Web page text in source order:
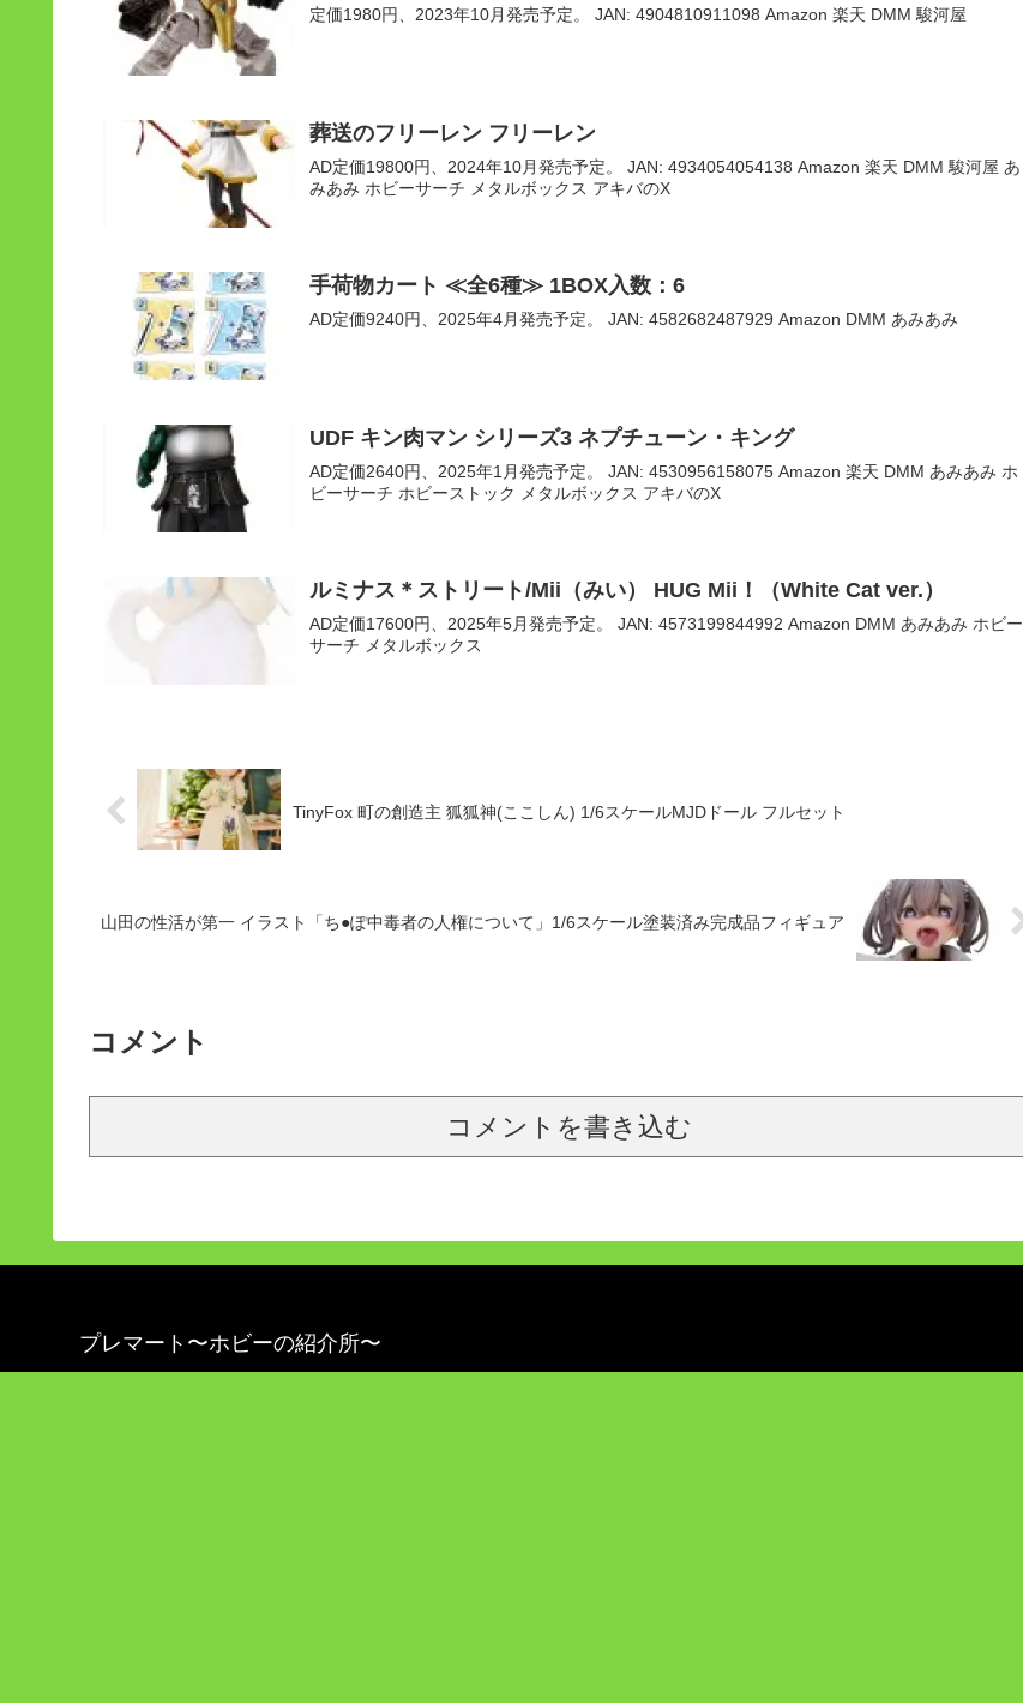
定価1980円、2023年10月発売予定。 JAN: 4904810911098 Amazon 楽天 DMM 駿河屋
葬送のフリーレン フリーレン
AD定価19800円、2024年10月発売予定。 JAN: 4934054054138 Amazon 楽天 DMM 駿河屋 あ
みあみ ホビーサーチ メタルボックス アキバのX
手荷物カート ≪全6種≫ 1BOX入数：6
AD定価9240円、2025年4月発売予定。 JAN: 4582682487929 Amazon DMM あみあみ
UDF キン肉マン シリーズ3 ネプチューン・キング
AD定価2640円、2025年1月発売予定。 JAN: 4530956158075 Amazon 楽天 DMM あみあみ ホ
ビーサーチ ホビーストック メタルボックス アキバのX
ルミナス＊ストリート/Mii（みい） HUG Mii！（White Cat ver.）
AD定価17600円、2025年5月発売予定。 JAN: 4573199844992 Amazon DMM あみあみ ホビー
サーチ メタルボックス
TinyFox 町の創造主 狐狐神(ここしん) 1/6スケールMJDドール フルセット
山田の性活が第一 イラスト「ち●ぽ中毒者の人権について」1/6スケール塗装済み完成品フィギュア
コメント
コメントを書き込む
プレマート〜ホビーの紹介所〜